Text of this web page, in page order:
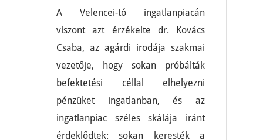
A Velencei-tó ingatlanpiacán
viszont azt érzékelte dr. Kovács
Csaba, az agárdi irodája szakmai
vezetője, hogy sokan próbálták
befektetési céllal elhelyezni
pénzüket ingatlanban, és az
ingatlanpiac széles skálája iránt
érdeklődtek: sokan keresték a